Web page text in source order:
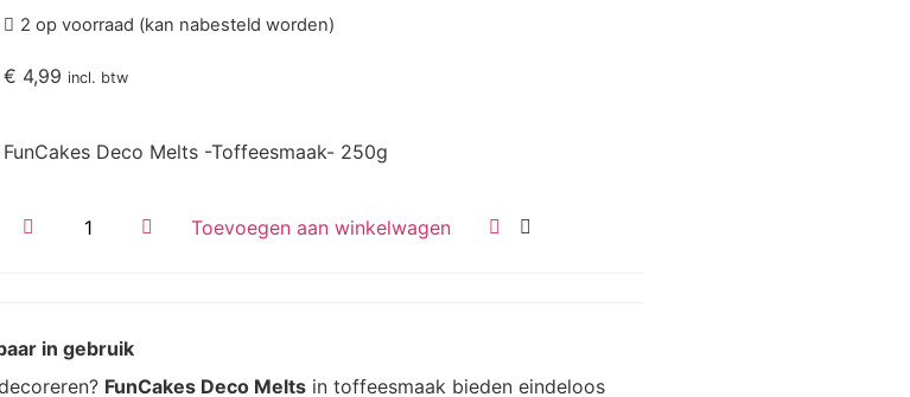
2 op voorraad (kan nabesteld worden)
€ 4,99 incl. btw
FunCakes Deco Melts -Toffeesmaak- 250g
Toevoegen aan winkelwagen
in gebruik
FunCakes Deco Melts in toffeesmaak bieden eindeloos